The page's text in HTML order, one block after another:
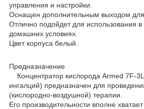
управления и настройки.
Оснащен дополнительным выходом для
Отлично подойдет для использования
домашних условиях.
Цвет корпуса белый.
Предназначение
Концентратор кислорода Armed 7F-
ингалций) предназначен для
(кислородно-воздушной) терапии.
Его производительности вполне